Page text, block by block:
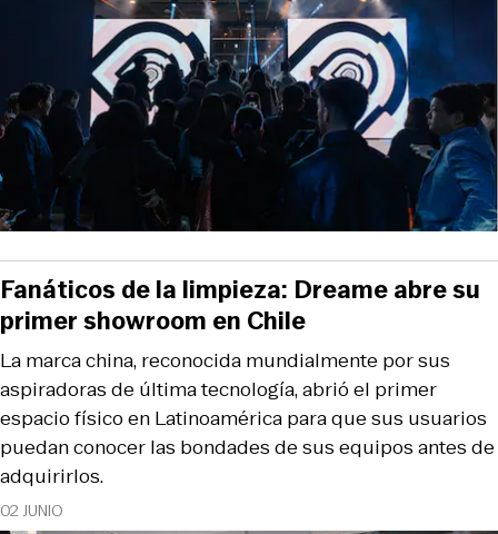
02 JUNIO
La marca china, reconocida mundialmente por sus
aspiradoras de última tecnología, abrió el primer
espacio físico en Latinoamérica para que sus usuarios
puedan conocer las bondades de sus equipos antes de
adquirirlos.
Fanáticos de la limpieza: Dreame abre su
primer showroom en Chile